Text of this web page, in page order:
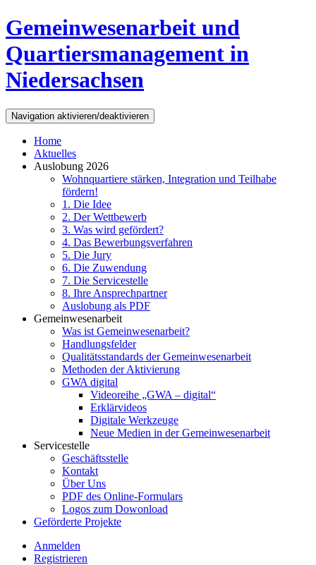
Direkt zum Inhalt
Gemeinwesenarbeit und
Quartiersmanagement in
Niedersachsen
Navigation aktivieren/deaktivieren
Home
Aktuelles
Auslobung 2026
Wohnquartiere stärken, Integration und Teilhabe
fördern!
1. Die Idee
2. Der Wettbewerb
3. Was wird gefördert?
4. Das Bewerbungsverfahren
5. Die Jury
6. Die Zuwendung
7. Die Servicestelle
8. Ihre Ansprechpartner
Auslobung als PDF
Gemeinwesenarbeit
Was ist Gemeinwesenarbeit?
Handlungsfelder
Qualitätsstandards der Gemeinwesenarbeit
Methoden der Aktivierung
GWA digital
Videoreihe „GWA – digital“
Erklärvideos
Digitale Werkzeuge
Neue Medien in der Gemeinwesenarbeit
Servicestelle
Geschäftsstelle
Kontakt
Über Uns
PDF des Online-Formulars
Logos zum Dowonload
Geförderte Projekte
Anmelden
Registrieren